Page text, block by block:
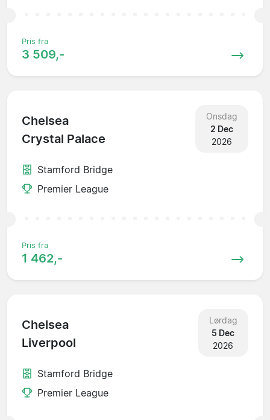
Pris fra
3 509,-
Chelsea
Crystal Palace
Onsdag
2 Dec
2026
Stamford Bridge
Premier League
Pris fra
1 462,-
Chelsea
Liverpool
Lørdag
5 Dec
2026
Stamford Bridge
Premier League